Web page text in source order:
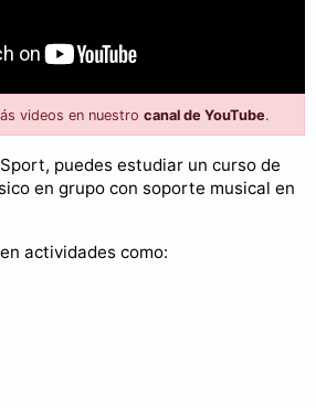
videos en nuestro canal de YouTube.
puedes estudiar un curso de
en grupo con soporte musical en
actividades como: